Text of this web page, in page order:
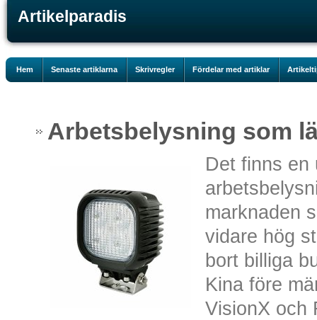
Artikelparadis
Hem Senaste artiklarna Skrivregler Fördelar med artiklar
Arbetsbelysning som
Det finns en
marknaden
vidare hög
bort billiga
Kina före
VisionX och